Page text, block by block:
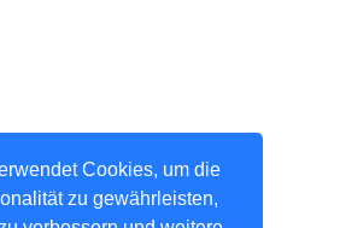
Cookies, um die
zu gewährleisten,